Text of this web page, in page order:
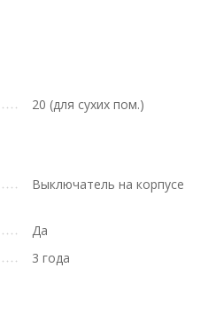
20 (для сухих пом.)
Выключатель на корпусе
Да
3 года